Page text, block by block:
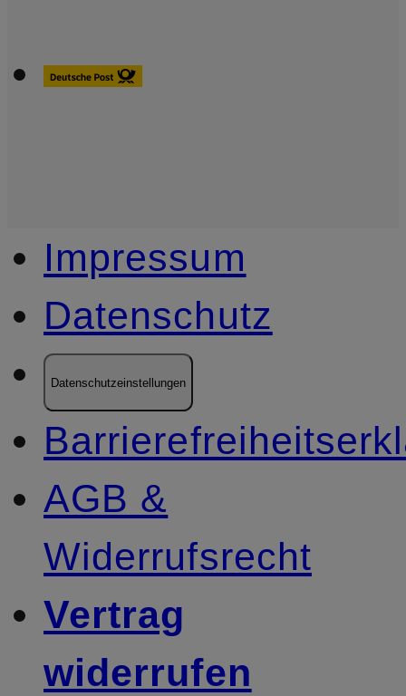
Impressum
Datenschutz
Datenschutzeinstellungen
AGB &
Widerrufsrecht
Vertrag
widerrufen